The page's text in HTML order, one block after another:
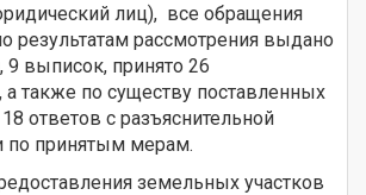
лиц), все обращения
результатам рассмотрения выдано
выписок, принято 26
а также по существу поставленных
ответов с разъяснительной
по принятым мерам.
земельных участков